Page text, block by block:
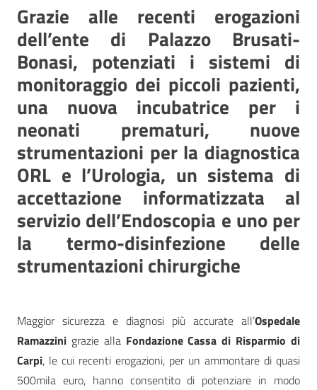
Grazie alle recenti erogazioni
dell’ente di Palazzo Brusati-
Bonasi, potenziati i sistemi di
monitoraggio dei piccoli pazienti,
una nuova incubatrice per i
neonati prematuri, nuove
strumentazioni per la diagnostica
ORL e l’Urologia, un sistema di
accettazione informatizzata al
servizio dell’Endoscopia e uno per
la termo-disinfezione delle
strumentazioni chirurgiche
Maggior sicurezza e diagnosi più accurate all’Ospedale
Ramazzini grazie alla Fondazione Cassa di Risparmio di
Carpi, le cui recenti erogazioni, per un ammontare di quasi
500mila euro, hanno consentito di potenziare in modo